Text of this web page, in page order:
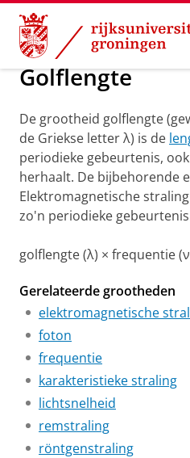
Skip
Content
Skip
Navigation
Groningen
Golflengte
De grootheid golflengte
de Griekse letter λ) is de
periodieke gebeurtenis,
herhaalt. De bijbehorende
Elektromagnetische
zo'n periodieke
golflengte (λ) × frequentie
Gerelateerde grootheden
elektromagnetische
foton
frequentie
karakteristieke straling
lichtsnelheid
remstraling
röntgenstraling